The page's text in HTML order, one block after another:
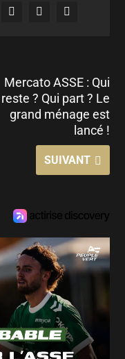
Mercato ASSE : Qui
reste ? Qui part ? Le
grand ménage est
lancé !
SUIVANT